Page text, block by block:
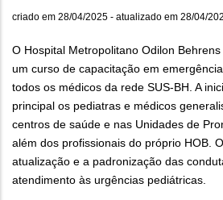
criado em 28/04/2025 - atualizado em 28/04/
O Hospital Metropolitano Odilon
um curso de capacitação em
todos os médicos da rede SUS-BH. A
principal os pediatras e médicos
centros de saúde e nas Unidades de
além dos profissionais do próprio HOB.
atualização e a padronização das
atendimento às urgências pediátricas.